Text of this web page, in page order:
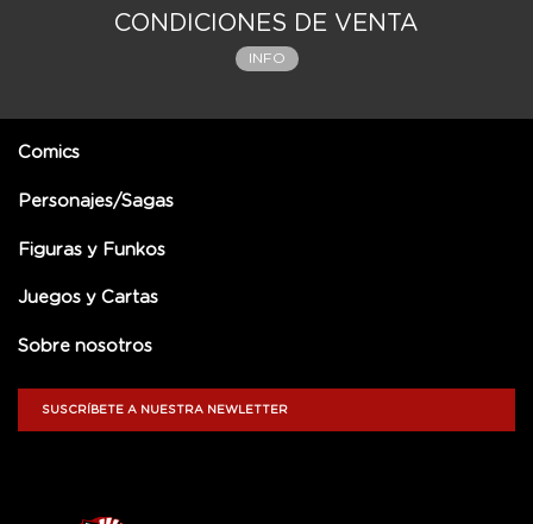
CONDICIONES DE VENTA
INFO
Comics
Personajes/Sagas
Figuras y Funkos
Juegos y Cartas
Sobre nosotros
SUSCRÍBETE A NUESTRA NEWLETTER